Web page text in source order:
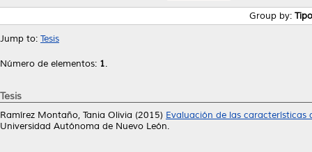
Group by:
Jump to: Tesis
Número de elementos: 1.
Tesis
Ramírez Montaño, Tania Olivia (2015) Evaluación de las
Universidad Autónoma de Nuevo León.